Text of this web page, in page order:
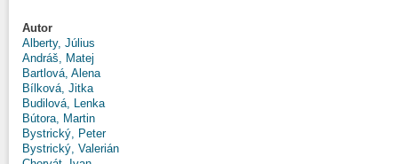
Autor
Alberty, Július
Andráš, Matej
Bartlová, Alena
Bílková, Jitka
Budilová, Lenka
Bútora, Martin
Bystrický, Peter
Bystrický, Valerián